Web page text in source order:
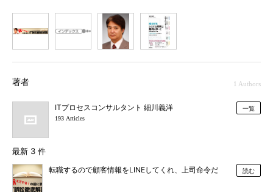
著者 1 Authors
ITプロセスコンサルタント 細川義洋
193 Articles
一覧
最新 3 件
転職するので顧客情報をLINEしてくれ、上司命令だ 読む